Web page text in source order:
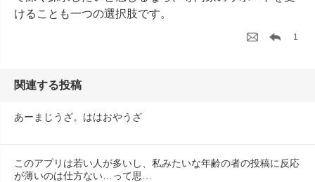
けることも一つの選択肢です。
1
関連する投稿
あーまじうざ。ははおやうざ
このアプリは若い人が多いし、私みたいな年齢の者の投稿に反応
が薄いのは仕方ない…って思…